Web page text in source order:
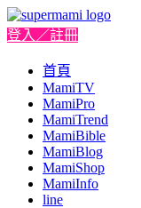
登入／註冊
首頁
MamiTV
MamiPro
MamiTrend
MamiBible
MamiBlog
MamiShop
MamiInfo
line